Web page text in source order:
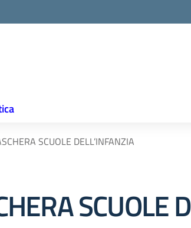
SCUOLE DELL’INFANZIA
SCUOLE